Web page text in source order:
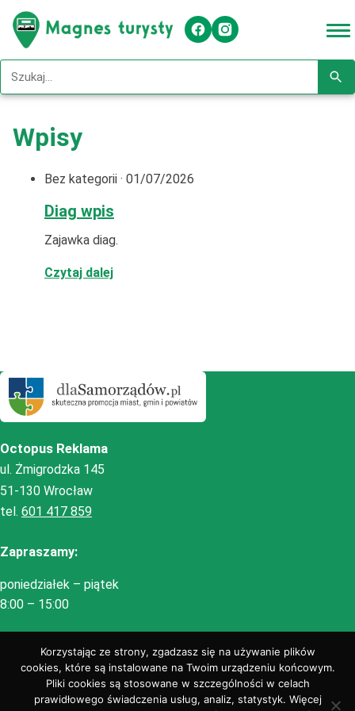
Szukaj w serwisie
Wpisy
Bez kategorii · 01/07/2026
Diag wpis
Zajawka diag.
Czytaj dalej: Diag wpis
Octopus Reklama
ul. Żmigrodzka 145
51-130 Wrocław
tel. 601 417 859
Zapraszamy:
poniedziałek – piątek
8:00 – 15:00
Korzystając ze strony, zgadzasz się na używanie plików
cookies, które są instalowane na Twoim urządzeniu końcowym.
Pliki cookies są stosowane w szczególności w celach
prawidłowego świadczenia usług, analiz, statystyk. Więcej